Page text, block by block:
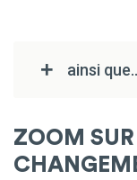
ainsi
ZOOM SUR